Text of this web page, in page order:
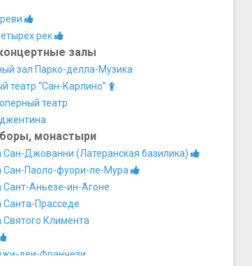
рек
залы
зал Парко-делла-Музика
театр “Сан-Карлино”
театр
монастыри
Сан-Джованни (Латеранская базилика)
Сан-Паоло-фуори-ле-Мура
Сант-Аньезе-ин-Агоне
Санта-Прасседе
Святого Климента
деи-Франчези